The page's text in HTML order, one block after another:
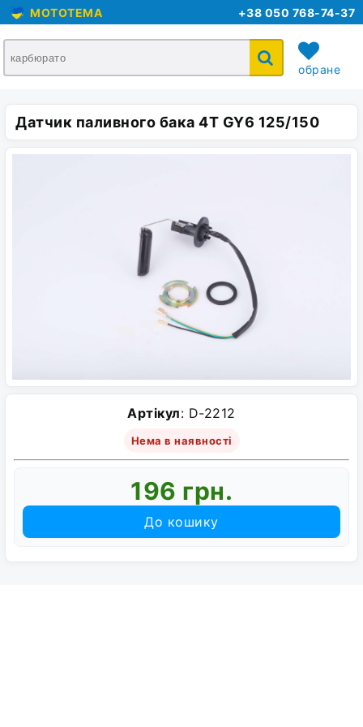
MOTOTEMA +38 050 768-74-37
обране
кошик
Датчик паливного бака 4T GY6 125/150
Артікул: D-2212
Нема в наявності
196 грн.
До кошику